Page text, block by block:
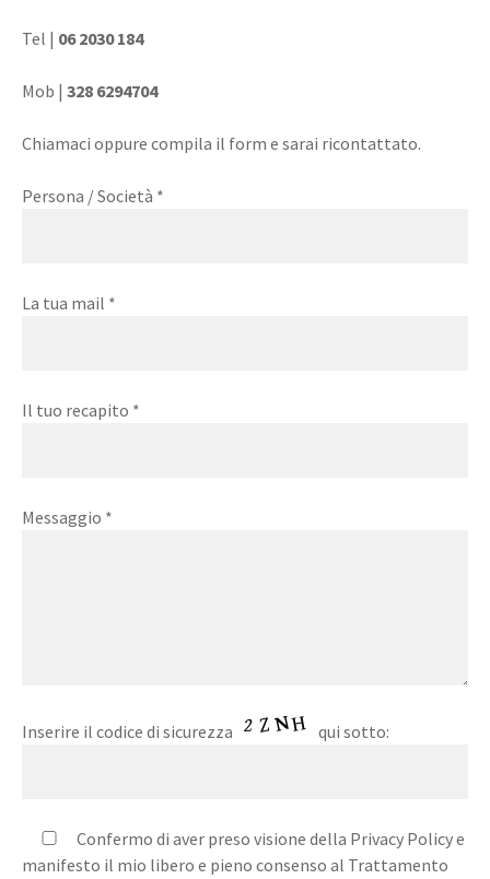
Tel | 06 2030 184
Mob | 328 6294704
Chiamaci oppure compila il form e sarai ricontattato.
Persona / Società *
La tua mail *
Il tuo recapito *
Messaggio *
Inserire il codice di sicurezza qui sotto:
Confermo di aver preso visione della Privacy Policy e
manifesto il mio libero e pieno consenso al Trattamento